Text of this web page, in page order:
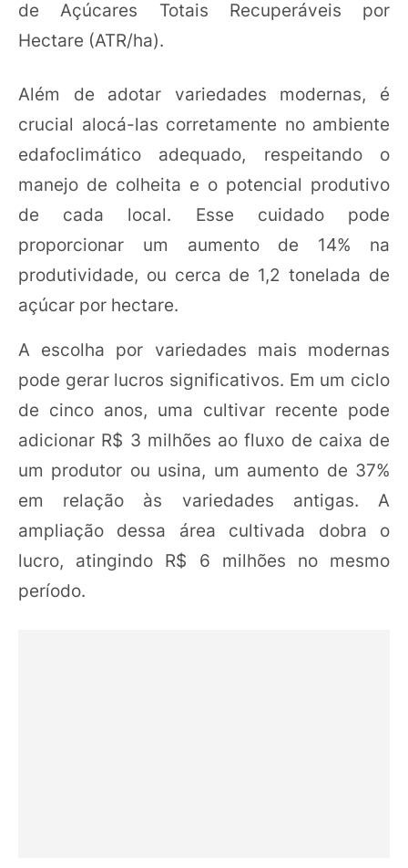
de Açúcares Totais Recuperáveis por
Hectare (ATR/ha).
Além de adotar variedades modernas, é
crucial alocá-las corretamente no ambiente
edafoclimático adequado, respeitando o
manejo de colheita e o potencial produtivo
de cada local. Esse cuidado pode
proporcionar um aumento de 14% na
produtividade, ou cerca de 1,2 tonelada de
açúcar por hectare.
A escolha por variedades mais modernas
pode gerar lucros significativos. Em um ciclo
de cinco anos, uma cultivar recente pode
adicionar R$ 3 milhões ao fluxo de caixa de
um produtor ou usina, um aumento de 37%
em relação às variedades antigas. A
ampliação dessa área cultivada dobra o
lucro, atingindo R$ 6 milhões no mesmo
período.